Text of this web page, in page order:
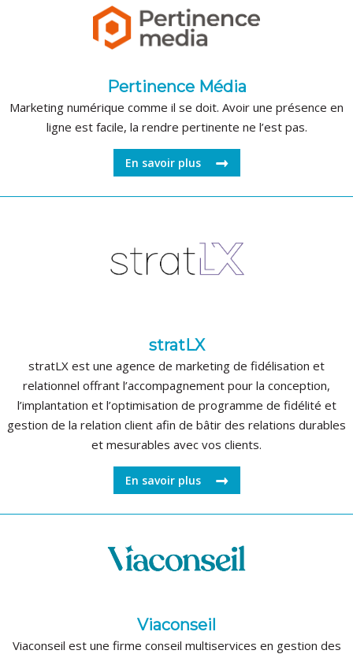
Pertinence Média
Marketing numérique comme il se doit. Avoir une présence en
ligne est facile, la rendre pertinente ne l’est pas.
En savoir plus
stratLX
stratLX est une agence de marketing de fidélisation et
relationnel offrant l’accompagnement pour la conception,
l’implantation et l’optimisation de programme de fidélité et
gestion de la relation client afin de bâtir des relations durables
et mesurables avec vos clients.
En savoir plus
Viaconseil
Viaconseil est une firme conseil multiservices en gestion des